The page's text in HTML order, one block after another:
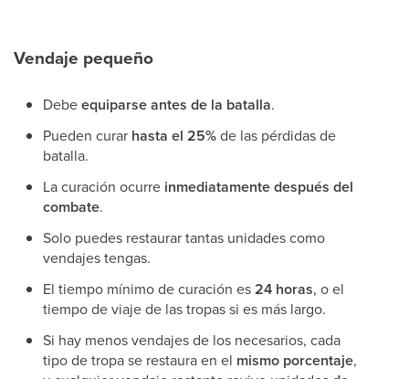
Vendaje pequeño
Debeequiparse antes de la batalla.
Pueden curar hasta el 25%de las pérdidas de
batalla.
La curación ocurre inmediatamente después del
combate.
Solo puedes restaurar tantas unidades como
vendajes tengas.
El tiempo mínimo de curación es24 horas, o el
tiempo de viaje de las tropas si es más largo.
Si hay menos vendajes de los necesarios, cada
tipo de tropa se restaura en el mismo porcentaje,